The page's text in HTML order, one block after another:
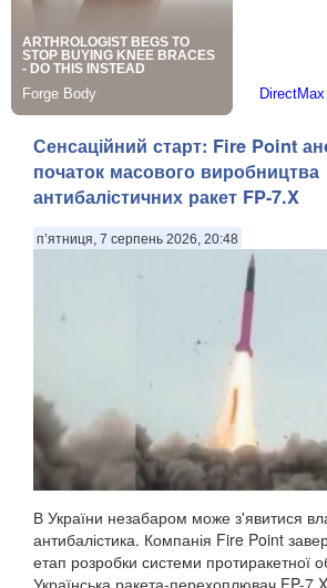
Сенсаційний старт: Fire Point
початок масового виробництва
антибалістичних ракет FP-7.X
п’ятниця, 7 серпень 2026, 20:48
В України незабаром може з'явитися
антибалістика. Компанія Fire Point
етап розробки системи протиракетної